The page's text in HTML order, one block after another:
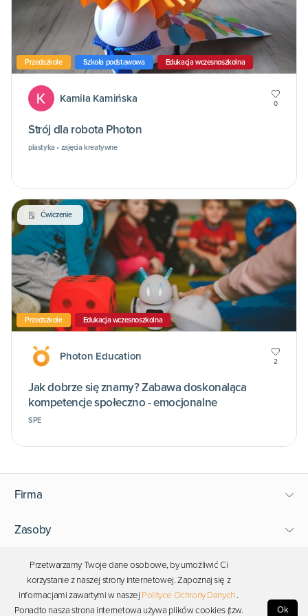
Przedszkole Szkoła podstawowa Edukacja wczesnoszkolna
Kamila Kamińska 0
Strój dla robota Photon
plastyka • zajęcia kreatywne
Ćwiczenie
Przedszkole Edukacja wczesnoszkolna
Photon Education 2
Jak dobrze się znamy? Zabawa doskonaląca
kompetencje społeczno - emocjonalne
SPE
Firma
Zasoby
Wsparcie
Bądź blisko Photona
Przetwarzamy Twoje dane osobowe, by umożliwić Ci
korzystanie z naszej strony internetowej. Zapoznaj się z
informacjami zawartymi w naszej Polityce Ochrony Danych .
Ponadto nasza strona internetowa używa plików cookies (tzw.
Ok